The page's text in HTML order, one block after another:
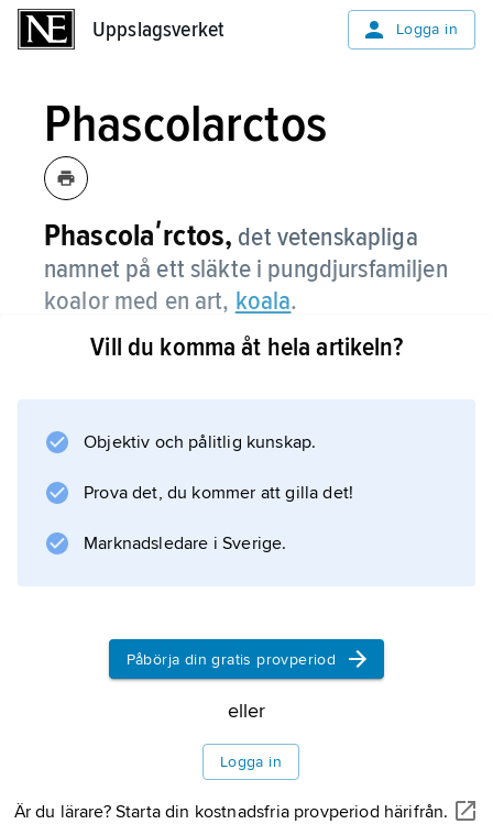
Uppslagsverket Logga in
Phascolarctos
Phascolaʹrctos, det vetenskapliga
namnet på ett släkte i pungdjursfamiljen
koalor med en art, koala.
Information om artikeln
Vill du komma åt hela artikeln?
Objektiv och pålitlig kunskap.
Prova det, du kommer att gilla det!
Marknadsledare i Sverige.
Påbörja din gratis provperiod
eller
Logga in
Är du lärare? Starta din kostnadsfria provperiod härifrån.